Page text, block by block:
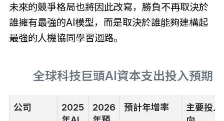
未來的競爭格局也將因此改寫，勝負不再取決於
誰擁有最強的AI模型，而是取決於誰能夠建構起
最強的人機協同學習迴路。
全球科技巨頭AI資本支出投入預期
公司
2025
2026
預計年增率
主要投入